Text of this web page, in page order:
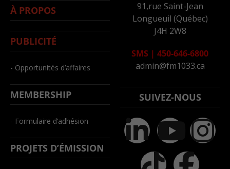
À PROPOS
PUBLICITÉ
- Opportunités d’affaires
MEMBERSHIP
- Formulaire d’adhésion
PROJETS D’ÉMISSION
91,rue Saint-Jean
Longueuil (Québec)
J4H 2W8
SMS | 450-646-6800
admin@fm1033.ca
SUIVEZ-NOUS